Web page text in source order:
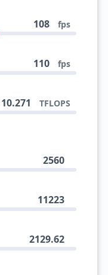
108 fps
110 fps
10.271 TFLOPS
2560
11223
2129.62